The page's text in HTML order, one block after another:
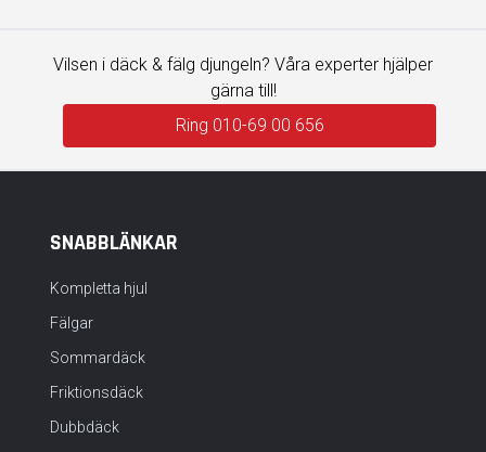
Vilsen i däck & fälg djungeln? Våra experter hjälper
gärna till!
Ring 010-69 00 656
SNABBLÄNKAR
Kompletta hjul
Fälgar
Sommardäck
Friktionsdäck
Dubbdäck